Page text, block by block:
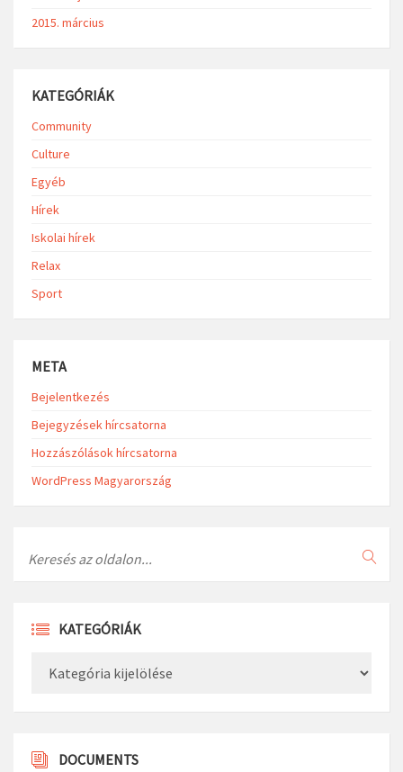
2015. március
KATEGÓRIÁK
Community
Culture
Egyéb
Hírek
Iskolai hírek
Relax
Sport
META
Bejelentkezés
Bejegyzések hírcsatorna
Hozzászólások hírcsatorna
WordPress Magyarország
KATEGÓRIÁK
DOCUMENTS